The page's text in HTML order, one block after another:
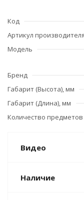
Код
Артикул производителя
Модель
Бренд
Габарит (Высота), мм
Габарит (Длина), мм
Количество предметов
Видео
Наличие